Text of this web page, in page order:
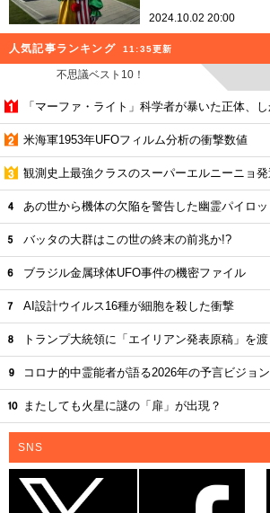
2024.10.02 20:00
人気記事ランキング 11:35更新
不思議ベスト10！
「マーファ・ライト」科学者が暴いた正体、
米海軍1953年UFOフィルム分析の衝撃数値
観測史上最強クラスのスーパーエルニーニョ発
あの世から機体の欠陥を警告した幽霊パイロ
バッタの大群はこの世の終末の前兆か!?
ブラジル金属球体UFO事件の機密ファイル
AI設計ウイルス16種が細胞を殺した衝撃
トランプ大統領に「エイリアン発表原稿」を
コロナ的中霊能者が語る2026年の予言ビジョン
またしても火星に謎の「扉」が出現？
SNS